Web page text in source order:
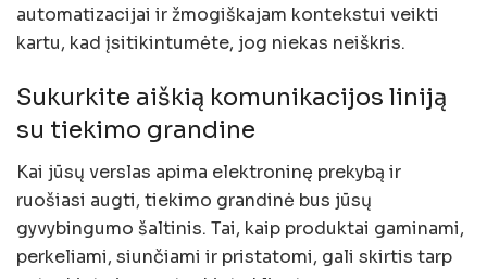
automatizacijai ir žmogiškajam kontekstui veikti
kartu, kad įsitikintumėte, jog niekas neiškris.
Sukurkite aiškią komunikacijos liniją
su tiekimo grandine
Kai jūsų verslas apima elektroninę prekybą ir
ruošiasi augti, tiekimo grandinė bus jūsų
gyvybingumo šaltinis. Tai, kaip produktai gaminami,
perkeliami, siunčiami ir pristatomi, gali skirtis tarp